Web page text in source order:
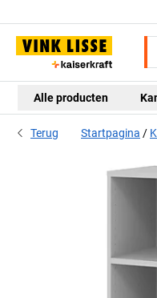
Alle producten
Terug Startpagina